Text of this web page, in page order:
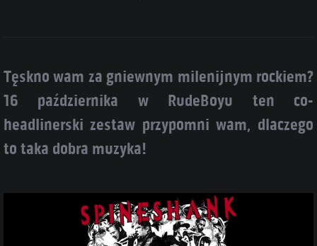
Tęskno wam za gniewnym milenijnym rockiem?
16 października w RudeBoyu ten co-
headlinerski zestaw przypomni wam, dlaczego
to taka dobra muzyka!